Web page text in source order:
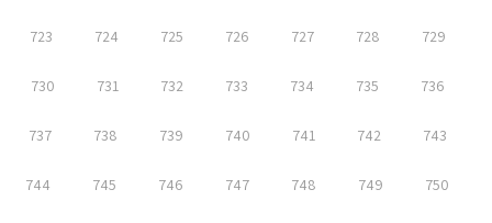
723 724 725 726 727 728 729
730 731 732 733 734 735 736
737 738 739 740 741 742 743
744 745 746 747 748 749 750